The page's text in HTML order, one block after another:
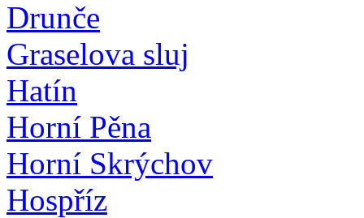
Drunče
Graselova sluj
Hatín
Horní Pěna
Horní Skrýchov
Hospříz